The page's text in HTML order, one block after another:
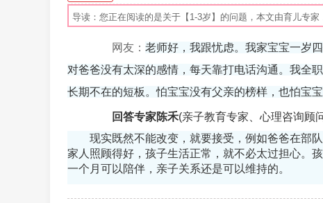
导读：您正在阅读的是关于【1-3岁】的问题，本文由育儿专家
网友： 老师好，我跟忧虑。我家宝宝一岁
对爸爸没有太深的感情，每天靠打电话沟通。我全
长期不在的短板。怕宝宝没有父亲的榜样，也怕宝宝
回答专家陈禾(亲子教育专家、心理咨询顾
现实既然不能改变，就要接受，例如爸爸在部
家人照顾得好，孩子生活正常，就不必太过担心。
一个月可以陪伴，亲子关系还是可以维持的。